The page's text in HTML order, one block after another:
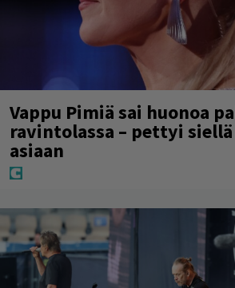
Vappu Pimiä sai huonoa
ravintolassa – pettyi
asiaan